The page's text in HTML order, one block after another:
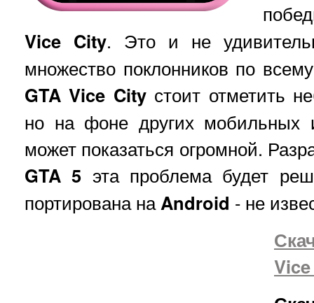
Vice City. Это и не
множество поклонников по
GTA Vice Cityстоит отметить
но на фоне других мобильных
может показаться огромной.
GTA 5 эта проблема будет
портирована наAndroid - не